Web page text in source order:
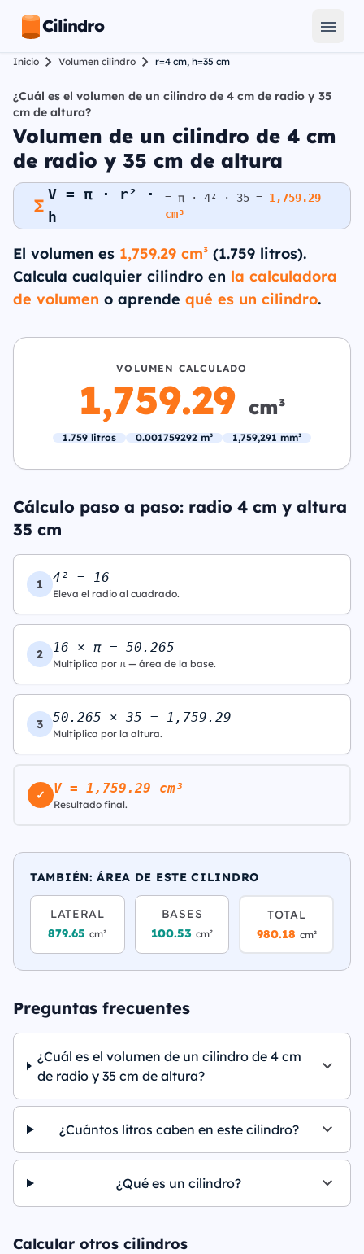
Cilindro
Inicio Volumen cilindro r=4 cm, h=35 cm
¿Cuál es el volumen de un cilindro de 4 cm de radio y 35
cm de altura?
Volumen de un cilindro de 4 cm
de radio y 35 cm de altura
V = π · r² ·
h
= π · 4² · 35 = 1,759.29
cm³
El volumen es 1,759.29 cm³ (1.759 litros).
Calcula cualquier cilindro en la calculadora
de volumen o aprende qué es un cilindro.
VOLUMEN CALCULADO
1,759.29 cm³
1.759 litros 0.001759292 m³ 1,759,291 mm³
Cálculo paso a paso: radio 4 cm y altura
35 cm
1 4² = 16
Eleva el radio al cuadrado.
2 16 × π = 50.265
Multiplica por π — área de la base.
3 50.265 × 35 = 1,759.29
Multiplica por la altura.
✓ V = 1,759.29 cm³
Resultado final.
TAMBIÉN: ÁREA DE ESTE CILINDRO
LATERAL
879.65cm²
BASES
100.53 cm²
TOTAL
980.18 cm²
Preguntas frecuentes
¿Cuál es el volumen de un cilindro de 4 cm
de radio y 35 cm de altura?
¿Cuántos litros caben en este cilindro?
¿Qué es un cilindro?
Calcular otros cilindros